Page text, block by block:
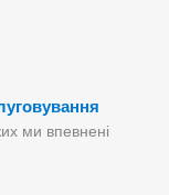
ми впевнені